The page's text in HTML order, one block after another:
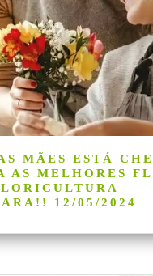
MÃES ESTÁ
AS MELHORES
12/05/2024